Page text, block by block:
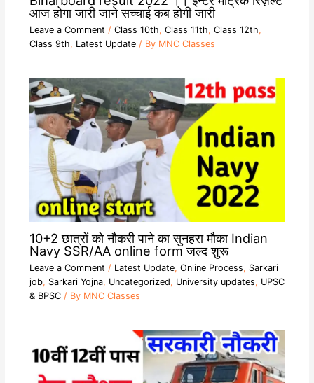
आज होगा जारी जाने सच्चाई कब होगी जारी
Leave a Comment / Class 10th, Class 11th, Class 12th,
Class 9th, Latest Update/ By MNC Classes
10+2 छात्रों को नौकरी पाने का सुनहरा मौका Indian
Navy SSR/AA online form जल्द शुरू
Leave a Comment / Latest Update, Online Process, Sarkari
job, Sarkari Yojna, Uncategorized, University updates, UPSC
& BPSC/ By MNC Classes